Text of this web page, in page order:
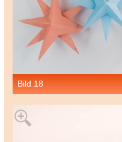
Bild 18